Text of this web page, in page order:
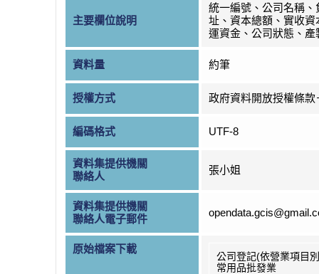
主要欄位說明
統一編號、公司名稱、
址、資本總額、實收資
運資金、公司狀態、產
資料量 約筆
授權方式 政府資料開放授權條款
編碼格式 UTF-8
資料集提供機關
聯絡人
張小姐
資料集提供機關
聯絡人電子郵件
原始檔案下載
公司登記(依營業項目
常用品批發業